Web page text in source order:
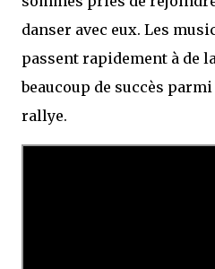
danser avec eux. Les
passent rapidement à de
beaucoup de succès
rallye.